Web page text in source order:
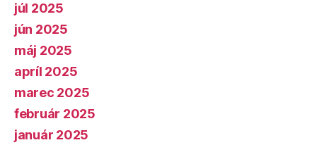
júl 2025
jún 2025
máj 2025
apríl 2025
marec 2025
február 2025
január 2025